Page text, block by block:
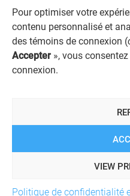
Pour optimiser votre
contenu personnalisé et
des témoins de connexion (
Accepter », vous
connexion.
VIEW
Politique de confidentialité
AVIS JURIDIQUE GÉNÉRAL
POLITIQUE DE TRAITEMENT
REGISTRE DES CONFLITS